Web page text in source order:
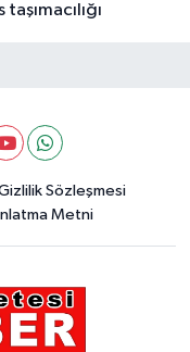
Sözleşmesi
Metni